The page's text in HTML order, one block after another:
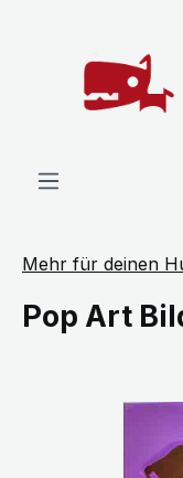
Mehr für deinen
Pop Art
Bildergalerie